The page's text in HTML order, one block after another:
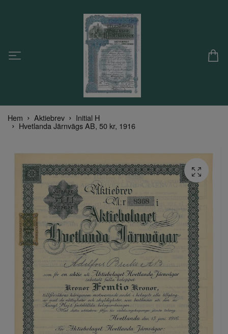
Hem Aktiebrev Initial H
Hvetlanda Järnvägs AB, 50 kr, 1916